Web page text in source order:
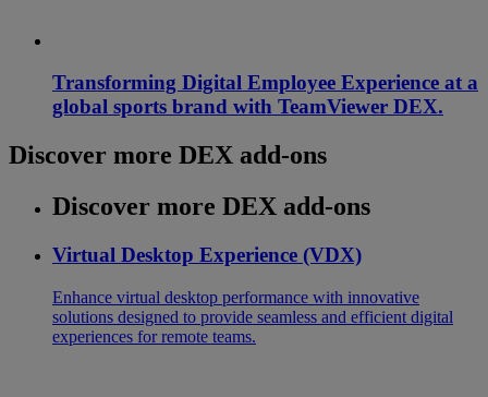
Transforming Digital Employee Experience at a
global sports brand with TeamViewer DEX.
Discover more DEX add-ons
Discover more DEX add-ons
Virtual Desktop Experience (VDX)
Enhance virtual desktop performance with innovative
solutions designed to provide seamless and efficient digital
experiences for remote teams.